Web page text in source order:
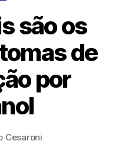
são os
de
por
Cesaroni